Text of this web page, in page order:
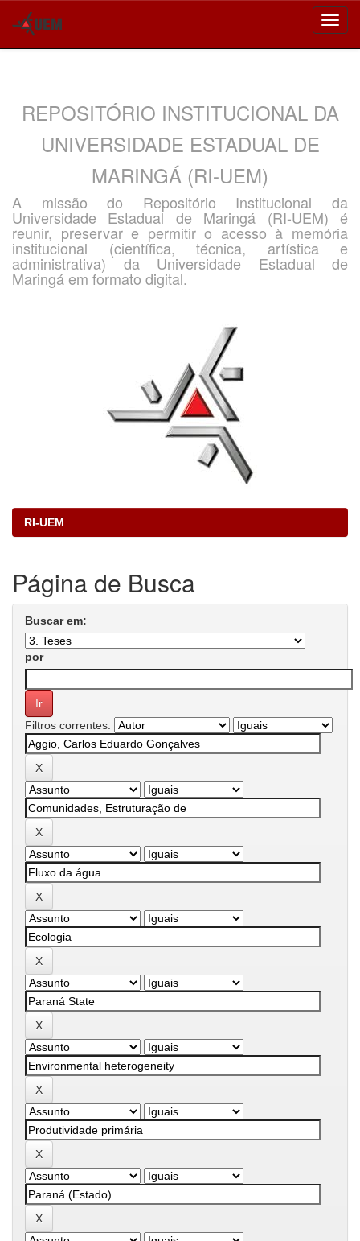
REPOSITÓRIO INSTITUCIONAL DA
UNIVERSIDADE ESTADUAL DE
MARINGÁ (RI-UEM)
A missão do Repositório Institucional da
Universidade Estadual de Maringá (RI-UEM) é
reunir, preservar e permitir o acesso à memória
institucional (científica, técnica, artística e
administrativa) da Universidade Estadual de
Maringá em formato digital.
RI-UEM
Página de Busca
Buscar em:
por
Filtros correntes: